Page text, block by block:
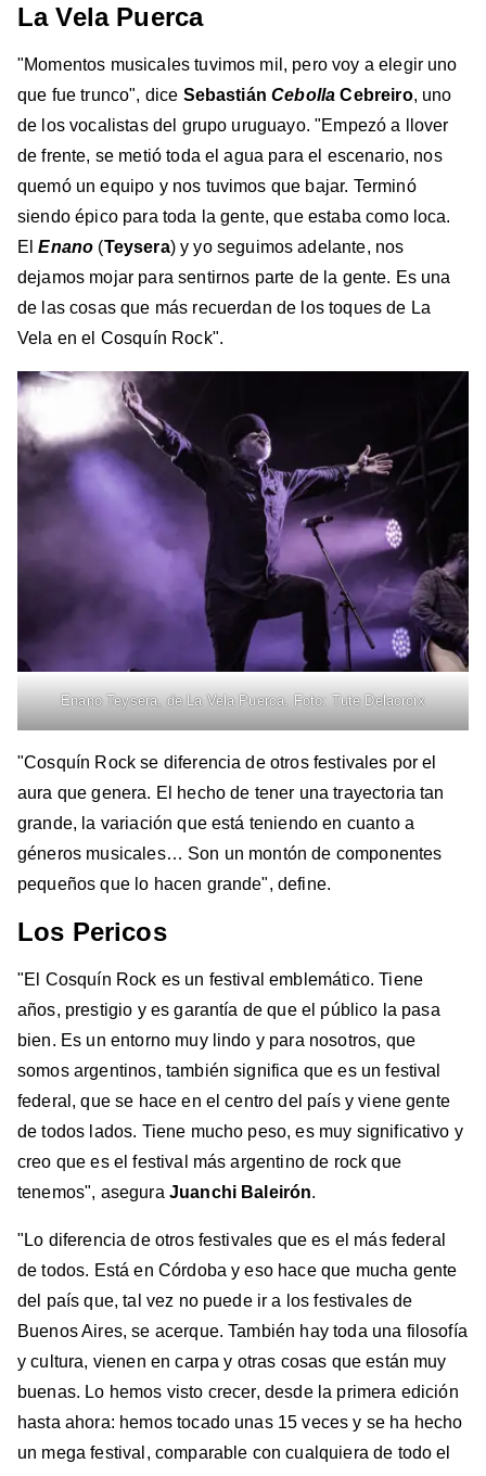
La Vela Puerca
"Momentos musicales tuvimos mil, pero voy a elegir uno
que fue trunco", dice SebastiánCebollaCebreiro, uno
de los vocalistas del grupo uruguayo. "Empezó a llover
de frente, se metió toda el agua para el escenario, nos
quemó un equipo y nos tuvimos que bajar. Terminó
siendo épico para toda la gente, que estaba como loca.
ElEnano (Teysera) y yo seguimos adelante, nos
dejamos mojar para sentirnos parte de la gente. Es una
de las cosas que más recuerdan de los toques de La
Vela en el Cosquín Rock".
Enano Teysera, de La Vela Puerca. Foto: Tute Delacroix
"Cosquín Rock se diferencia de otros festivales por el
aura que genera. El hecho de tener una trayectoria tan
grande, la variación que está teniendo en cuanto a
géneros musicales… Son un montón de componentes
pequeños que lo hacen grande", define.
Los Pericos
"El Cosquín Rock es un festival emblemático. Tiene
años, prestigio y es garantía de que el público la pasa
bien. Es un entorno muy lindo y para nosotros, que
somos argentinos, también significa que es un festival
federal, que se hace en el centro del país y viene gente
de todos lados. Tiene mucho peso, es muy significativo y
creo que es el festival más argentino de rock que
tenemos", asegura Juanchi Baleirón.
"Lo diferencia de otros festivales que es el más federal
de todos. Está en Córdoba y eso hace que mucha gente
del país que, tal vez no puede ir a los festivales de
Buenos Aires, se acerque. También hay toda una filosofía
y cultura, vienen en carpa y otras cosas que están muy
buenas. Lo hemos visto crecer, desde la primera edición
hasta ahora: hemos tocado unas 15 veces y se ha hecho
un mega festival, comparable con cualquiera de todo el